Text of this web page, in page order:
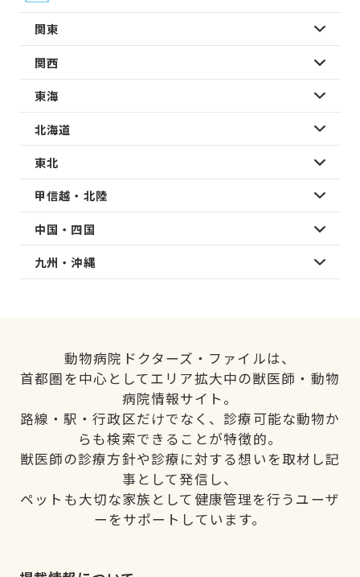
関東
関西
東海
北海道
東北
甲信越・北陸
中国・四国
九州・沖縄
動物病院ドクターズ・ファイルは、
首都圏を中心としてエリア拡大中の獣医師・動物
病院情報サイト。
路線・駅・行政区だけでなく、診療可能な動物か
らも検索できることが特徴的。
獣医師の診療方針や診療に対する想いを取材し記
事として発信し、
ペットも大切な家族として健康管理を行うユーザ
ーをサポートしています。